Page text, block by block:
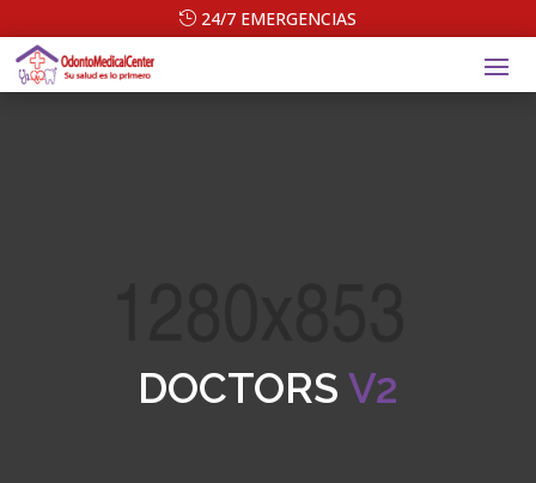
24/7 EMERGENCIAS
DOCTORS V2